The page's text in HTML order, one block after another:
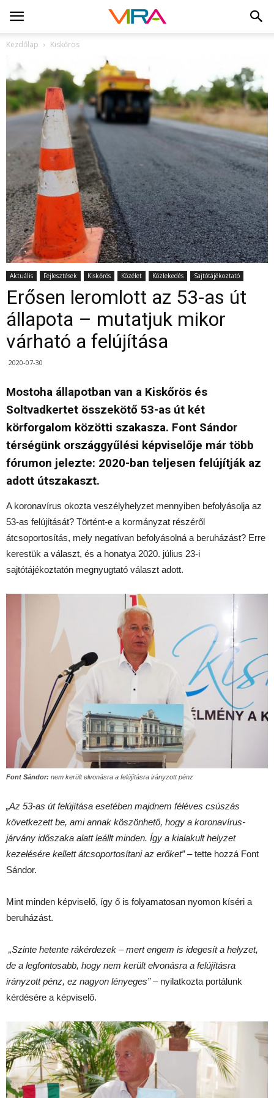
Kezdőlap Kiskőrös
Aktuális Fejlesztések Kiskőrös Közélet Közlekedés Sajtótájékoztató
Erősen leromlott az 53-as út
állapota – mutatjuk mikor
várható a felújítása
2020-07-30
Mostoha állapotban van a Kiskőrös és
Soltvadkertet összekötő 53-as út két
körforgalom közötti szakasza. Font Sándor
térségünk országgyűlési képviselője már több
fórumon jelezte: 2020-ban teljesen felújítják az
adott útszakaszt.
A koronavírus okozta veszélyhelyzet mennyiben befolyásolja az
53-as felújítását? Történt-e a kormányzat részéről
átcsoportosítás, mely negatívan befolyásolná a beruházást? Erre
kerestük a választ, és a honatya 2020. július 23-i
sajtótájékoztatón megnyugtató választ adott.
Font Sándor: nem került elvonásra a felújításra irányzott pénz
„Az 53-as út felújítása esetében majdnem féléves csúszás
következett be, ami annak köszönhető, hogy a koronavírus-
járvány időszaka alatt leállt minden. Így a kialakult helyzet
kezelésére kellett átcsoportosítani az erőket”– tette hozzá Font
Sándor.
Mint minden képviselő, így ő is folyamatosan nyomon kíséri a
beruházást.
„Szinte hetente rákérdezek – mert engem is idegesít a helyzet,
de a legfontosabb, hogy nem került elvonásra a felújításra
irányzott pénz, ez nagyon lényeges”– nyilatkozta portálunk
kérdésére a képviselő.